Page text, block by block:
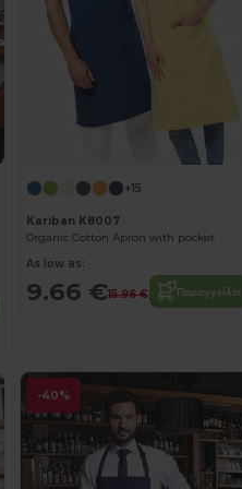
+15
Kariban K8007
Organic Cotton Apron with pocket
As low as:
9.66 €15.96 € Παραγγείλτε
-40%